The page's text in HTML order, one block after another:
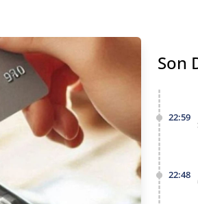
Son
22:59
22:48